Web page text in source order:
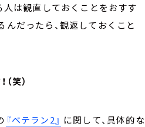
人は観直しておくことをおすす
だったら、観返しておくこと
笑）
『ベテラン2』 に関して、具体的な